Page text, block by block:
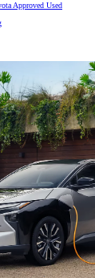
Approved Used